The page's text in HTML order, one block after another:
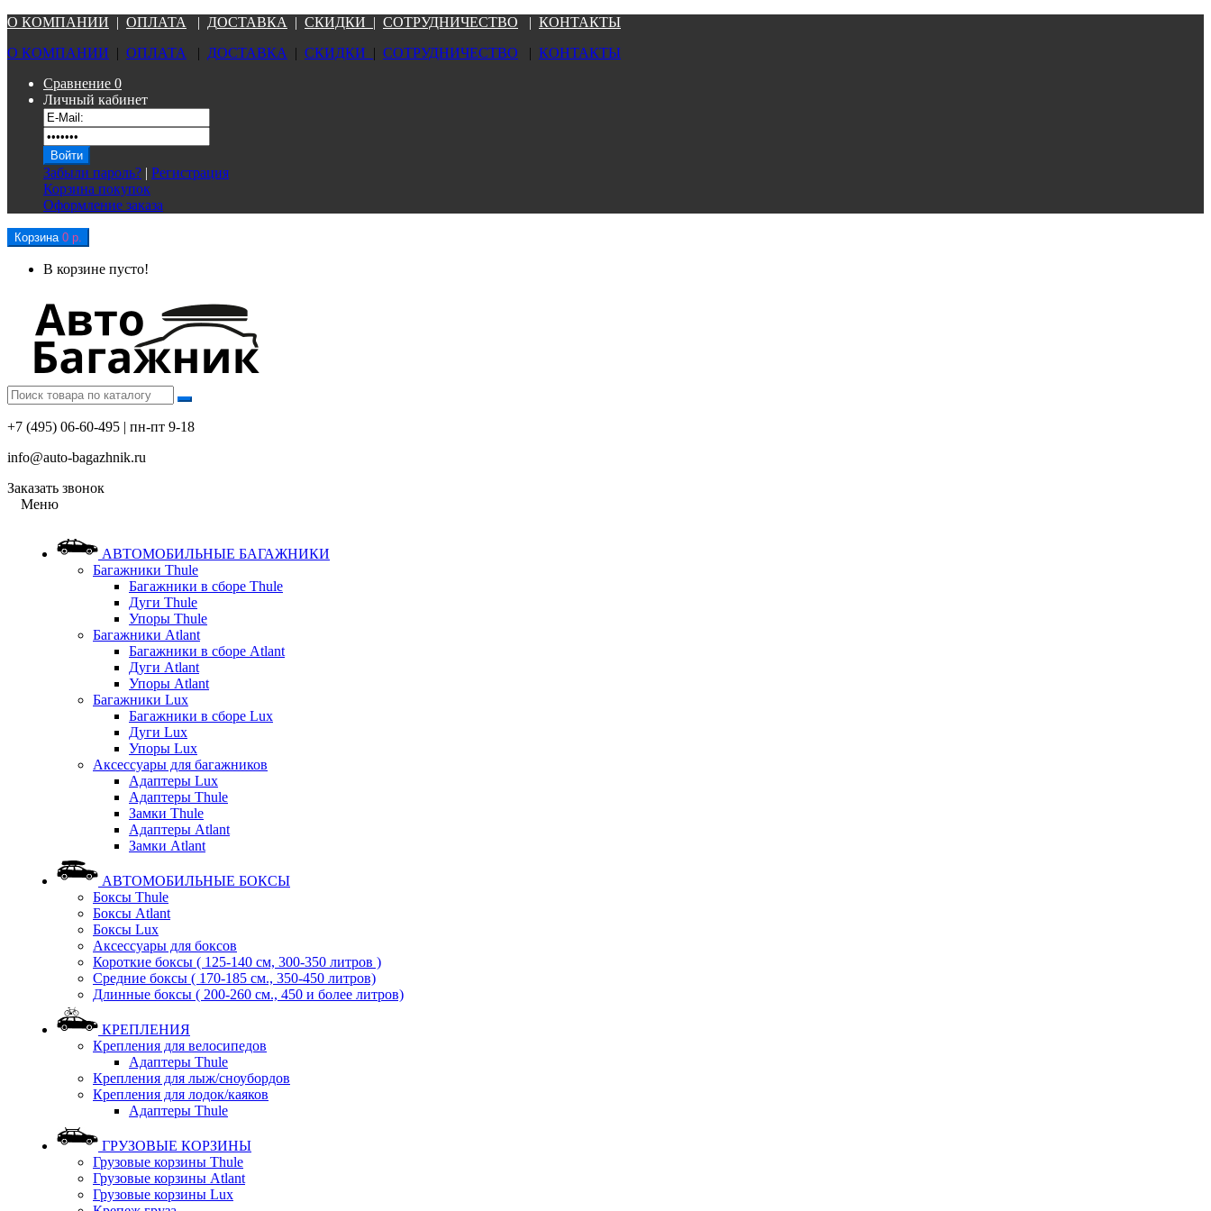
О КОМПАНИИ | ОПЛАТА | ДОСТАВКА | СКИДКИ | СОТРУДНИЧЕСТВО | КОНТАКТЫ
О КОМПАНИИ | ОПЛАТА | ДОСТАВКА | СКИДКИ | СОТРУДНИЧЕСТВО | КОНТАКТЫ
Сравнение 0
Личный кабинет
Забыли пароль? | Регистрация
Корзина покупок
Оформление заказа
Корзина 0 р.
В корзине пусто!
+7 (495) 06-60-495 | пн-пт 9-18
info@auto-bagazhnik.ru
Заказать звонок
Меню
АВТОМОБИЛЬНЫЕ БАГАЖНИКИ
Багажники Thule
Багажники в сборе Thule
Дуги Thule
Упоры Thule
Багажники Atlant
Багажники в сборе Atlant
Дуги Atlant
Упоры Atlant
Багажники Lux
Багажники в сборе Lux
Дуги Lux
Упоры Lux
Аксессуары для багажников
Адаптеры Lux
Адаптеры Thule
Замки Thule
Адаптеры Atlant
Замки Atlant
АВТОМОБИЛЬНЫЕ БОКСЫ
Боксы Thule
Боксы Atlant
Боксы Lux
Аксессуары для боксов
Короткие боксы ( 125-140 см, 300-350 литров )
Средние боксы ( 170-185 см., 350-450 литров)
Длинные боксы ( 200-260 см., 450 и более литров)
КРЕПЛЕНИЯ
Крепления для велосипедов
Адаптеры Thule
Крепления для лыж/сноубордов
Крепления для лодок/каяков
Адаптеры Thule
ГРУЗОВЫЕ КОРЗИНЫ
Грузовые корзины Thule
Грузовые корзины Atlant
Грузовые корзины Lux